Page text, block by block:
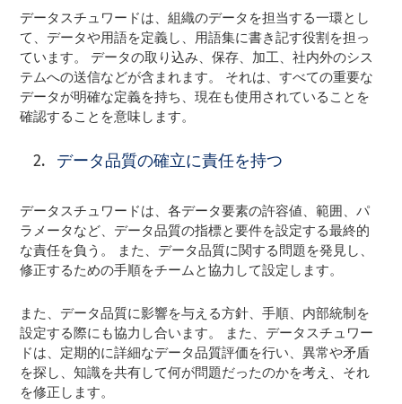
データスチュワードは、組織のデータを担当する一環とし
て、データや用語を定義し、用語集に書き記す役割を担っ
ています。 データの取り込み、保存、加工、社内外のシス
テムへの送信などが含まれます。 それは、すべての重要な
データが明確な定義を持ち、現在も使用されていることを
確認することを意味します。
データ品質の確立に責任を持つ
データスチュワードは、各データ要素の許容値、範囲、パ
ラメータなど、データ品質の指標と要件を設定する最終的
な責任を負う。 また、データ品質に関する問題を発見し、
修正するための手順をチームと協力して設定します。
また、データ品質に影響を与える方針、手順、内部統制を
設定する際にも協力し合います。 また、データスチュワー
ドは、定期的に詳細なデータ品質評価を行い、異常や矛盾
を探し、知識を共有して何が問題だったのかを考え、それ
を修正します。